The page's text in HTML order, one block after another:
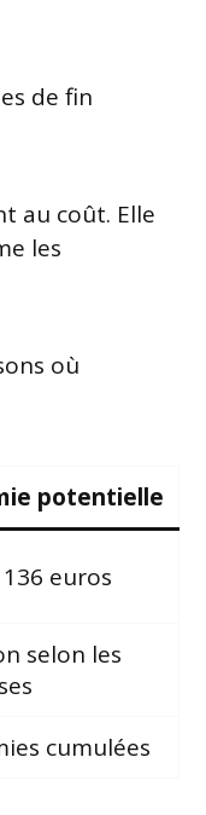
de fin
au coût. Elle
les
où
potentielle
136 euros
selon les
cumulées